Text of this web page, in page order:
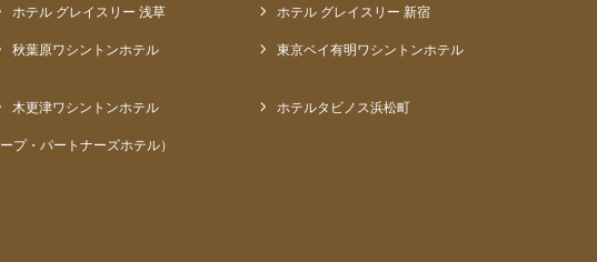
ホテル グレイスリー 浅草 ホテル グレイスリー 新宿
秋葉原ワシントンホテル 東京ベイ有明ワシントンホテル
木更津ワシントンホテル ホテルタビノス浜松町
プ・パートナーズホテル）